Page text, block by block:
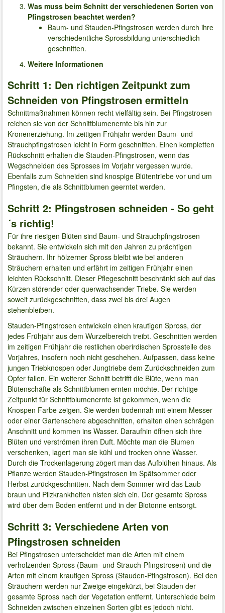
Was muss beim Schnitt der verschiedenen Sorten von
Pfingstrosen beachtet werden?
Baum- und Stauden-Pfingstrosen werden durch ihre
verschiedentliche Sprossbildung unterschiedlich
geschnitten.
Weitere Informationen
Schritt 1: Den richtigen Zeitpunkt zum
Schneiden von Pfingstrosen ermitteln
Schnittmaßnahmen können recht vielfältig sein. Bei Pfingstrosen
reichen sie von der Schnittblumenernte bis hin zur
Kronenerziehung. Im zeitigen Frühjahr werden Baum- und
Strauchpfingstrosen leicht in Form geschnitten. Einen kompletten
Rückschnitt erhalten die Stauden-Pfingstrosen, wenn das
Wegschneiden des Sprosses im Vorjahr vergessen wurde.
Ebenfalls zum Schneiden sind knospige Blütentriebe vor und um
Pfingsten, die als Schnittblumen geerntet werden.
Schritt 2: Pfingstrosen schneiden - So geht
´s richtig!
Für ihre riesigen Blüten sind Baum- und Strauchpfingstrosen
bekannt. Sie entwickeln sich mit den Jahren zu prächtigen
Sträuchern. Ihr hölzerner Spross bleibt wie bei anderen
Sträuchern erhalten und erfährt im zeitigen Frühjahr einen
leichten Rückschnitt. Dieser Pflegeschnitt beschränkt sich auf das
Kürzen störender oder querwachsender Triebe. Sie werden
soweit zurückgeschnitten, dass zwei bis drei Augen
stehenbleiben.
Stauden-Pfingstrosen entwickeln einen krautigen Spross, der
jedes Frühjahr aus dem Wurzelbereich treibt. Geschnitten werden
im zeitigen Frühjahr die restlichen oberirdischen Sprossteile des
Vorjahres, insofern noch nicht geschehen. Aufpassen, dass keine
jungen Triebknospen oder Jungtriebe dem Zurückschneiden zum
Opfer fallen. Ein weiterer Schnitt betrifft die Blüte, wenn man
Blütenschäfte als Schnittblumen ernten möchte. Der richtige
Zeitpunkt für Schnittblumenernte ist gekommen, wenn die
Knospen Farbe zeigen. Sie werden bodennah mit einem Messer
oder einer Gartenschere abgeschnitten, erhalten einen schrägen
Anschnitt und kommen ins Wasser. Daraufhin öffnen sich ihre
Blüten und verströmen ihren Duft. Möchte man die Blumen
verschenken, lagert man sie kühl und trocken ohne Wasser.
Durch die Trockenlagerung zögert man das Aufblühen hinaus. Als
Pflanze werden Stauden-Pfingstrosen im Spätsommer oder
Herbst zurückgeschnitten. Nach dem Sommer wird das Laub
braun und Pilzkrankheiten nisten sich ein. Der gesamte Spross
wird über dem Boden entfernt und in der Biotonne entsorgt.
Schritt 3: Verschiedene Arten von
Pfingstrosen schneiden
Bei Pfingstrosen unterscheidet man die Arten mit einem
verholzenden Spross (Baum- und Strauch-Pfingstrosen) und die
Arten mit einem krautigen Spross (Stauden-Pfingstrosen). Bei den
Sträuchern werden nur Zweige eingekürzt, bei Stauden der
gesamte Spross nach der Vegetation entfernt. Unterschiede beim
Schneiden zwischen einzelnen Sorten gibt es jedoch nicht.